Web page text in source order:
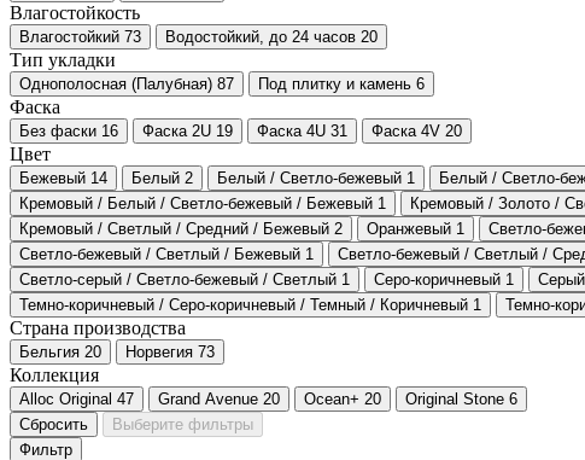
Влагостойкость
Влагостойкий 73 Водостойкий, до 24 часов 20
Тип укладки
Однополосная (Палубная) 87 Под плитку и камень 6
Фаска
Без фаски 16 Фаска 2U 19 Фаска 4U 31 Фаска 4V 20
Цвет
Бежевый 14 Белый 2 Белый / Светло-бежевый 1 Белый / Светло-
Кремовый / Белый / Светло-бежевый / Бежевый 1 Кремовый / Золото /
Кремовый / Светлый / Средний / Бежевый 2 Оранжевый 1 Светло-
Светло-бежевый / Светлый / Бежевый 1 Светло-бежевый / Светлый /
Светло-серый / Светло-бежевый / Светлый 1 Серо-коричневый 1 Серый
Темно-коричневый / Серо-коричневый / Темный / Коричневый 1 Темно-
Страна производства
Бельгия 20 Норвегия 73
Коллекция
Alloc Original 47 Grand Avenue 20 Ocean+ 20 Original Stone 6
Сбросить
Выберите фильтры
Фильтр